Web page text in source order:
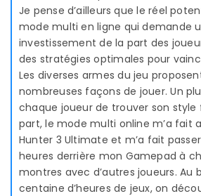
Je pense d’ailleurs que le réel
mode multi en ligne qui demande
investissement de la part des
des stratégies optimales pour
Les diverses armes du jeu
nombreuses façons de jouer. Un
chaque joueur de trouver son style
part, le mode multi online m’a fait
Hunter 3 Ultimate et m’a fait
heures derrière mon Gamepad à
montres avec d’autres joueurs. Au
centaine d’heures de jeux, on